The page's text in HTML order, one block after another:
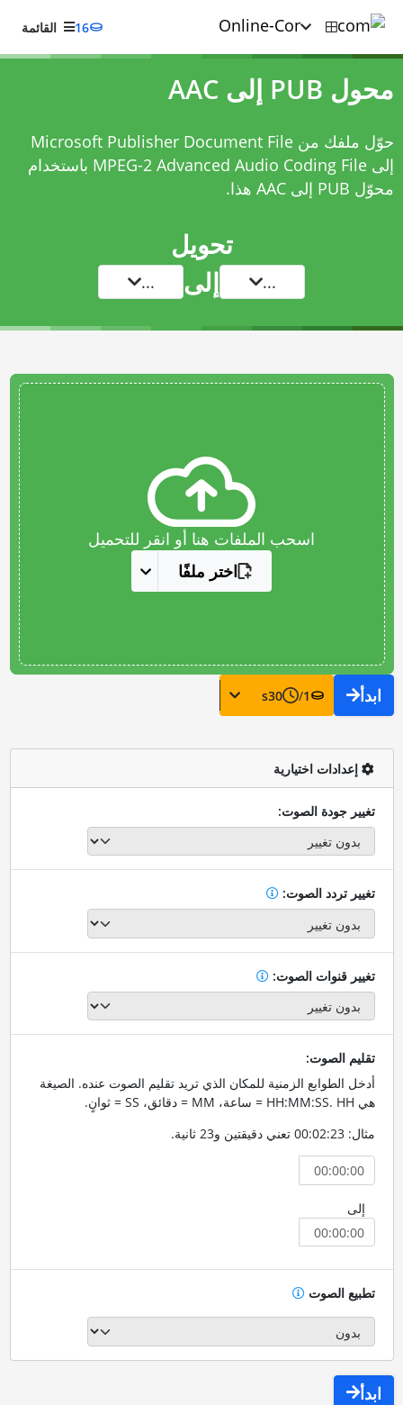
16 القائمة
محول PUB إلى AAC
حوّل ملفك من Microsoft Publisher Document File
إلى MPEG-2 Advanced Audio Coding File باستخدام
محوّل PUB إلى AAC
هذا.
تحويل
... إلى ...
اسحب الملفات هنا أو انقر للتحميل
اختر ملفًا
ابدأ 1
/
30
s
إعدادات اختيارية
تغيير جودة الصوت:
تغيير تردد الصوت:
تغيير قنوات الصوت:
تقليم الصوت:
أدخل الطوابع الزمنية للمكان الذي تريد تقليم الصوت عنده. الصيغة
هي HH:MM:SS. HH = ساعة، MM = دقائق، SS = ثوانٍ.
مثال: 00:02:23 تعني دقيقتين و23 ثانية.
إلى
تطبيع الصوت
ابدأ